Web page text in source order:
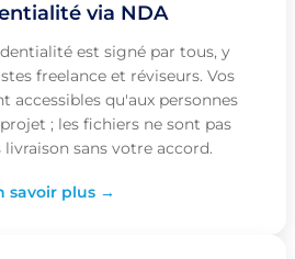
via NDA
est signé par tous, y
freelance et réviseurs. Vos
accessibles qu'aux personnes
; les fichiers ne sont pas
livraison sans votre accord.
savoir plus →